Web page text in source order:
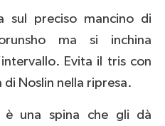
sul preciso mancino di
ma si inchina
Evita il tris con
Noslin nella ripresa.
è una spina che gli dà